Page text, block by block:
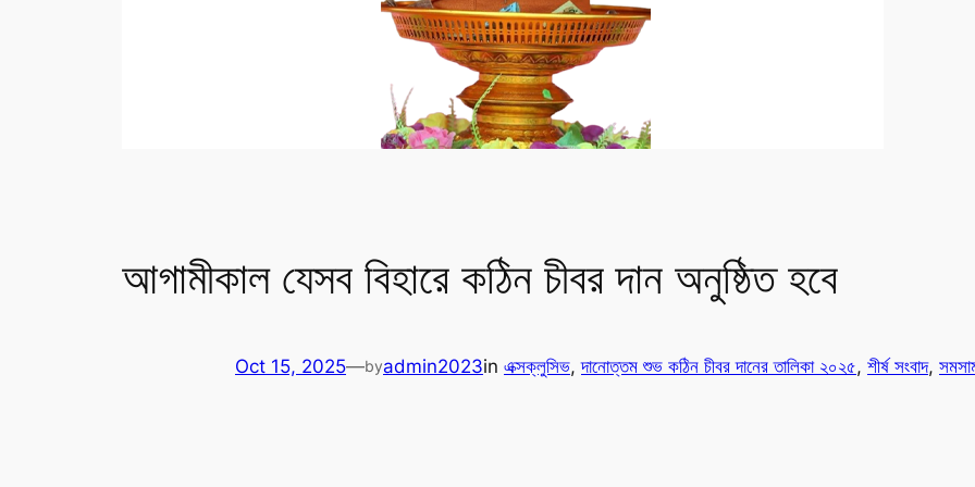
আগামীকাল যেসব বিহারে কঠিন চীবর দান অনুষ্ঠিত হবে
Oct 15, 2025—byadmin2023in এক্সক্লুসিভ, দানোত্তম শুভ কঠিন চীবর দানের তালিকা ২০২৫, শীর্ষ সংবাদ,